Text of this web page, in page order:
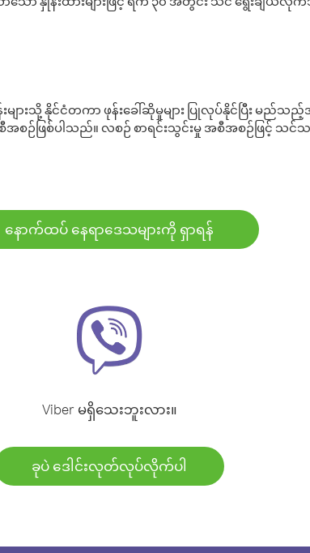
များသို့ နိုင်ငံတကာ ဖုန်းခေါ်ဆိုမှုများ ပြုလုပ်နိုင်ပြီး မ
ဖြစ်ပါသည်။ လစဉ် စာရင်းသွင်းမှု အစီအစဉ်ဖြင့် သင်
နောက်ထပ် နေရာဒေသများကို ရှာရန်
Viber မရှိသေးဘူးလား။
ခုပဲ ဒေါင်းလုတ်လုပ်လိုက်ပါ